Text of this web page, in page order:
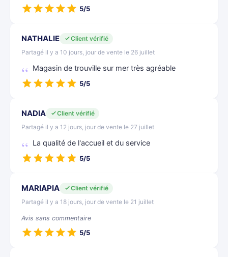
5/5
NATHALIE
Client vérifié
Partagé il y a 10 jours, jour de vente le 26 juillet
Magasin de trouville sur mer très agréable
5/5
NADIA
Client vérifié
Partagé il y a 12 jours, jour de vente le 27 juillet
La qualité de l'accueil et du service
5/5
MARIAPIA
Client vérifié
Partagé il y a 18 jours, jour de vente le 21 juillet
Avis sans commentaire
5/5